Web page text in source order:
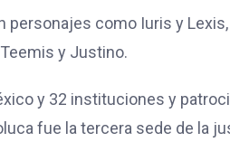
personajes como Iuris y
y Justino.
y 32 instituciones y
fue la tercera sede de la